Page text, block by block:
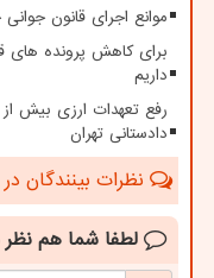
موانع اجرای قانون
برای کاهش پرونده های
داریم
دادستانی تهران
نظرات بینندگان
لطفا شما هم